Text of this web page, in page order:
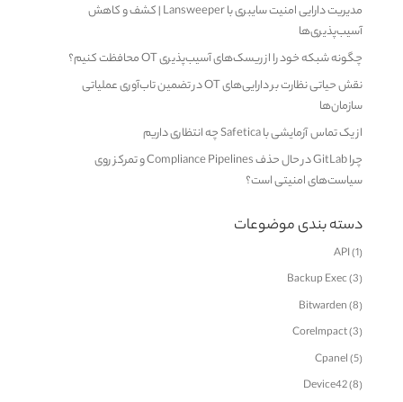
مدیریت دارایی امنیت سایبری با Lansweeper | کشف و کاهش
آسیب‌پذیری‌ها
چگونه شبکه خود را از ریسک‌های آسیب‌پذیری OT محافظت کنیم؟
نقش حیاتی نظارت بر دارایی‌های OT در تضمین تاب‌آوری عملیاتی
سازمان‌ها
از یک تماس آزمایشی با Safetica چه انتظاری داریم
چرا GitLab در حال حذف Compliance Pipelines و تمرکز روی
سیاست‌های امنیتی است؟
دسته بندی موضوعات
API(1)
Backup Exec(3)
Bitwarden(8)
CoreImpact(3)
Cpanel(5)
Device42(8)